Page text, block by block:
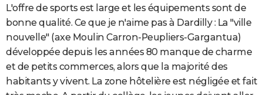
L'offre de sports est large et les équipements sont de
bonne qualité. Ce que je n'aime pas à Dardilly : La "ville
nouvelle" (axe Moulin Carron-Peupliers-Gargantua)
développée depuis les années 80 manque de charme
et de petits commerces, alors que la majorité des
habitants y vivent. La zone hôtelière est négligée et fait